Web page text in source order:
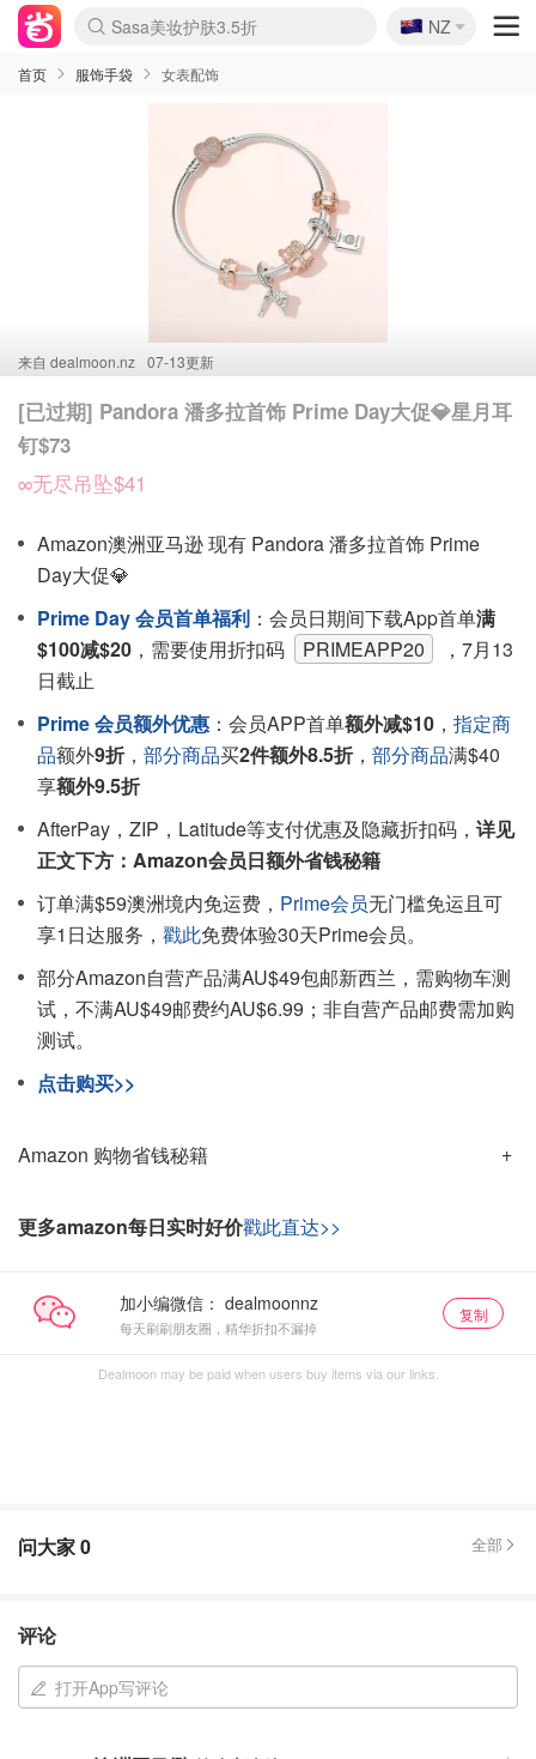
lululemon折扣上新
Sasa美妆护肤3.5折
SSENSE年中2.5折
FreshBeauty好价汇总
Cettire降价+叠9折
WWS Coles超市实拍
viagogo二手票捡漏
Myer超级周末
The Outnet奢牌1折起
David Jones 3折起
Flannels大牌1折
Perfumes Club护肤1折
AMIRO面罩$251
Amazon折扣汇总
eToro入金$200送$50
Amazon数码好物
ICONIC本周7.5折
ThedoubleF高奢地板价
Moose Knuckles 6折
丝芙兰5折起
EUFY摄像头$98
Selenichast首饰2折
Trip机票酒店促销
YSL送5件彩妆礼
Amazon家居好物
Amazon美妆护肤
雅漾大喷$8
过敏原检测盒$33
伊索独家赠50ml沐浴露
科颜氏高保湿面霜$29
SEALIFE海洋馆门票6折
丝塔芙大白罐$16
订阅Newsletter送香薰
Cult Beauty 6.8折
Harrods圣诞日历$525
LN-CC奢牌私促3折
d'Alba空姐喷雾$16
EVE LOM套装£56
Bernardelli独家4折
Adore Beauty 6折起
CT圣诞日历
Mytheresa奢品2.7折
Luxury Escapes 9折
Currentbody美容仪$881
MOON Garden Live
Roborock扫地机$649
Tingo Life水杯$24
Valentino官网5折
CR洗护套装$23
修丽可4件套$159
Myer彩妆2件7折
GANNI官网4.5折
Stylevana韩妆4折
Tessabit高奢8.5折
OGX洗发水$11
Amazon阿德莱德次日达
卡诗8.5折+赠礼
Philips Hue灯具8折
🇳🇿
NZ
首页 服饰手袋 女表配饰
来自 dealmoon.nz 07-13更新
[已过期] Pandora 潘多拉首饰 Prime Day大促💎星月耳
钉$73
∞无尽吊坠$41
Amazon澳洲亚马逊 现有 Pandora 潘多拉首饰 Prime
Day大促💎
Prime Day 会员首单福利 ：会员日期间下载App首单满
$100减$20 ，需要使用折扣码 PRIMEAPP20
，7月13
日截止
Prime 会员额外优惠 ：会员APP首单额外减$10 ， 指定商
品额外9折 ， 部分商品买2件额外8.5折 ， 部分商品满$40
享额外9.5折
AfterPay，ZIP，Latitude等支付优惠及隐藏折扣码， 详见
正文下方：Amazon会员日额外省钱秘籍
订单满$59澳洲境内免运费， Prime会员无门槛免运且可
享1日达服务， 戳此免费体验30天Prime会员。
部分Amazon自营产品满AU$49包邮新西兰，需购物车测
试，不满AU$49邮费约AU$6.99；非自营产品邮费需加购
测试。
点击购买>>
Amazon 购物省钱秘籍
更多amazon每日实时好价戳此直达>>
加小编微信：
每天刷刷朋友圈，精华折扣不漏掉
复制
Dealmoon may be paid when users buy items via our links.
问大家0 全部
评论
打开App写评论